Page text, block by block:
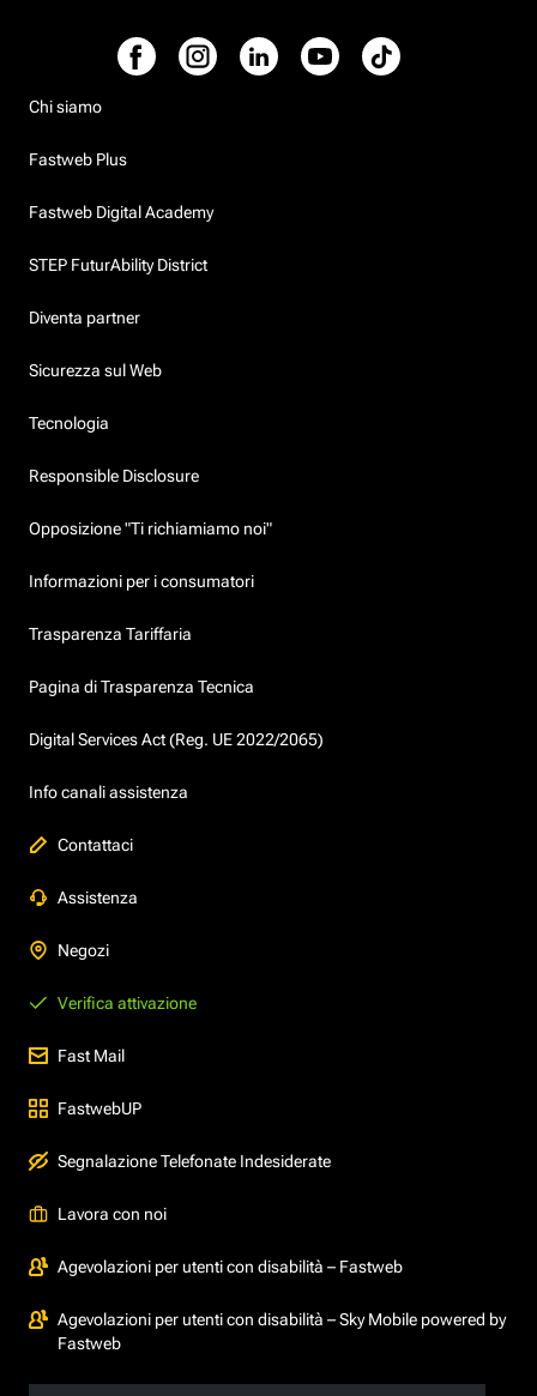
Chi siamo
Fastweb Plus
Fastweb Digital Academy
STEP FuturAbility District
Diventa partner
Sicurezza sul Web
Tecnologia
Responsible Disclosure
Opposizione "Ti richiamiamo noi"
Informazioni per i consumatori
Trasparenza Tariffaria
Pagina di Trasparenza Tecnica
Digital Services Act (Reg. UE 2022/2065)
Info canali assistenza
Contattaci
Assistenza
Negozi
Verifica attivazione
Fast Mail
FastwebUP
Segnalazione Telefonate Indesiderate
Lavora con noi
Agevolazioni per utenti con disabilità – Fastweb
Agevolazioni per utenti con disabilità – Sky Mobile powered by
Fastweb